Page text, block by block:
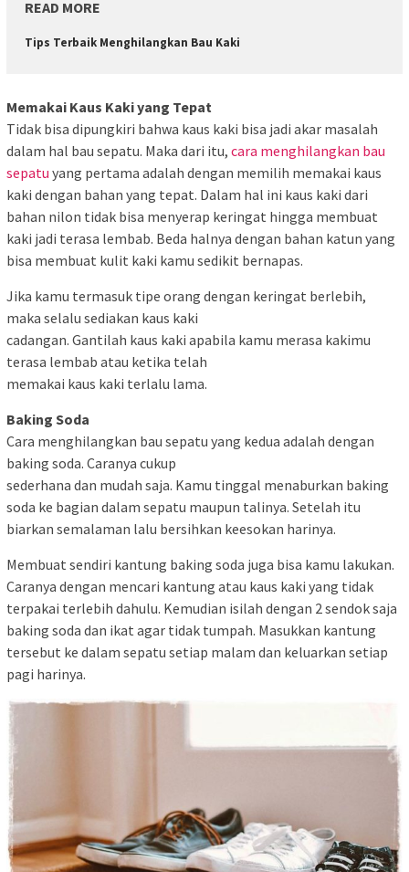
READ MORE
Tips Terbaik Menghilangkan Bau Kaki
Memakai Kaus Kaki yang Tepat
Tidak bisa dipungkiri bahwa kaus kaki bisa jadi akar masalah
dalam hal bau sepatu. Maka dari itu, cara menghilangkan bau
sepatu yang pertama adalah dengan memilih memakai kaus
kaki dengan bahan yang tepat. Dalam hal ini kaus kaki dari
bahan nilon tidak bisa menyerap keringat hingga membuat
kaki jadi terasa lembab. Beda halnya dengan bahan katun yang
bisa membuat kulit kaki kamu sedikit bernapas.
Jika kamu termasuk tipe orang dengan keringat berlebih,
maka selalu sediakan kaus kaki
cadangan. Gantilah kaus kaki apabila kamu merasa kakimu
terasa lembab atau ketika telah
memakai kaus kaki terlalu lama.
Baking Soda
Cara menghilangkan bau sepatu yang kedua adalah dengan
baking soda. Caranya cukup
sederhana dan mudah saja. Kamu tinggal menaburkan baking
soda ke bagian dalam sepatu maupun talinya. Setelah itu
biarkan semalaman lalu bersihkan keesokan harinya.
Membuat sendiri kantung baking soda juga bisa kamu lakukan.
Caranya dengan mencari kantung atau kaus kaki yang tidak
terpakai terlebih dahulu. Kemudian isilah dengan 2 sendok saja
baking soda dan ikat agar tidak tumpah. Masukkan kantung
tersebut ke dalam sepatu setiap malam dan keluarkan setiap
pagi harinya.